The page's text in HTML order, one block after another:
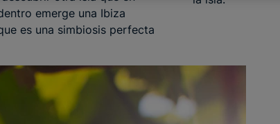
emerge una Ibiza
es una simbiosis perfecta